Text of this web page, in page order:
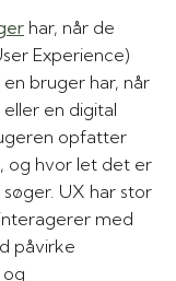
har, når de
Experience)
bruger har, når
en digital
opfatter
og hvor let det er
søger. UX har stor
med
påvirke